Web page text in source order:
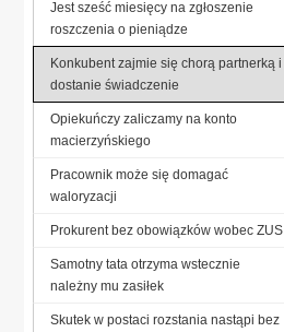
Jest sześć miesięcy na zgłoszenie
roszczenia o pieniądze
Konkubent zajmie się chorą partnerką i
dostanie świadczenie
Opiekuńczy zaliczamy na konto
macierzyńskiego
Pracownik może się domagać
waloryzacji
Prokurent bez obowiązków wobec ZUS
Samotny tata otrzyma wstecznie
należny mu zasiłek
Skutek w postaci rozstania nastąpi bez